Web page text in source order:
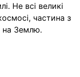
Не всі великі
частина з
на Землю.